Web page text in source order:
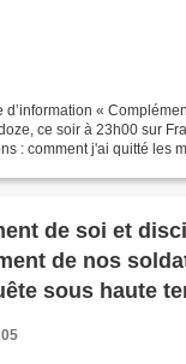
«
ce soir à 23h00 sur
: comment j'ai quitté les
de soi et
de nos
sous haute